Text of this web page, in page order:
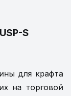
S
для крафта
на торговой